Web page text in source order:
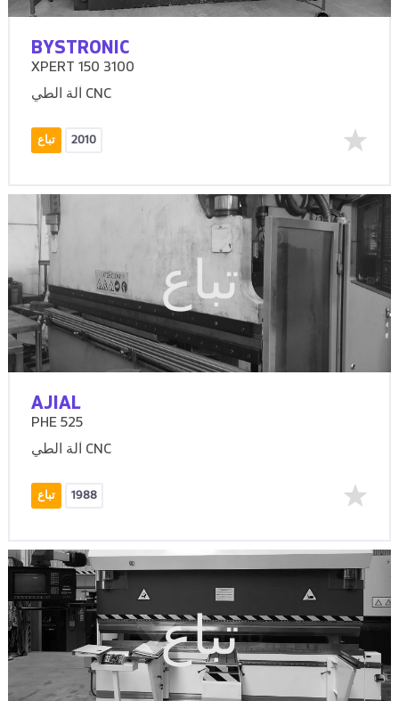
BYSTRONIC
XPERT 150 3100
آلة الطي CNC
تباع 2010
تباع
AJIAL
PHE 525
آلة الطي CNC
تباع 1988
تباع